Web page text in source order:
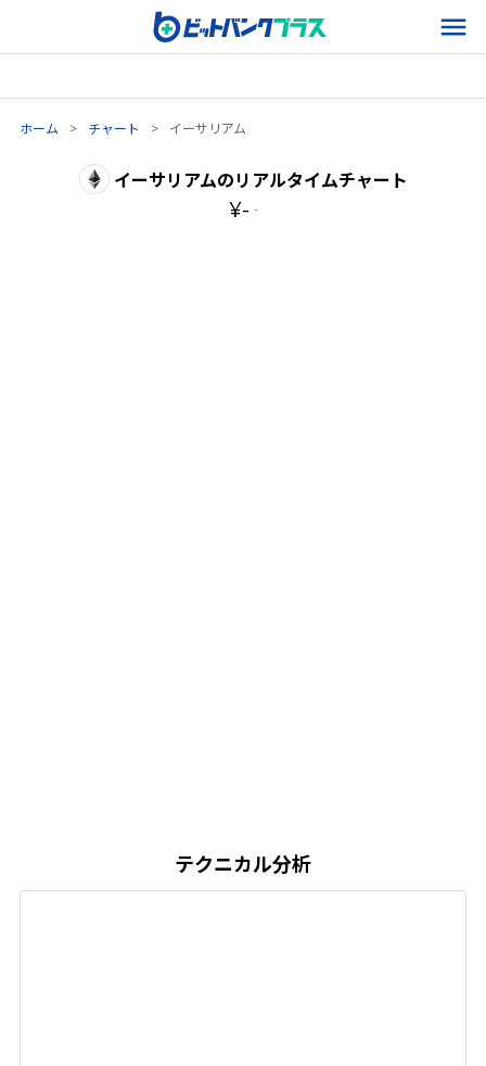
ホーム > チャート > イーサリアム
イーサリアムのリアルタイムチャート
¥- -
テクニカル分析